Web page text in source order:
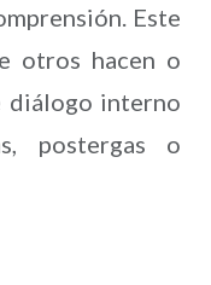
Este
otros hacen o
diálogo interno
postergas o